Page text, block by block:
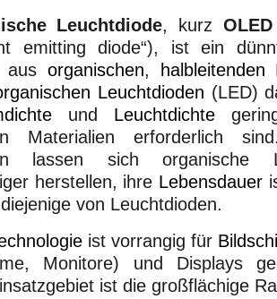
Leuchtdiode, kurz OLED
emitting diode“), ist ein
aus organischen, halbleitenden
Leuchtdioden (LED)
und Leuchtdichte
Materialien erforderlich
lassen sich organische
herstellen, ihre Lebensdauer
von Leuchtdioden.
ist vorrangig für
Monitore) und Displays
ist die großflächige